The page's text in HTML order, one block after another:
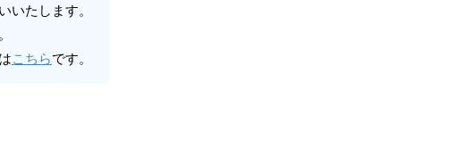
いたします。
こちらです。